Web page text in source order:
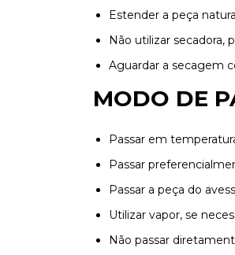
Estender a peça
Não utilizar secadora,
Aguardar a secagem
MODO DE
Passar em
Passar
Passar a peça do
Utilizar vapor, se
Não passar